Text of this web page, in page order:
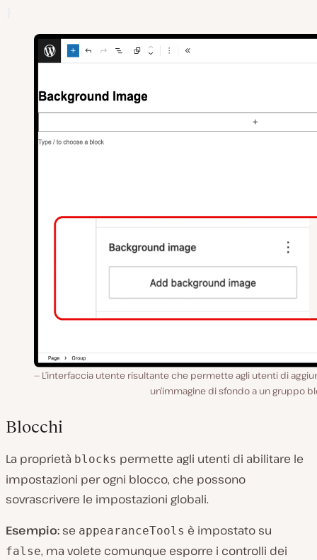
L’interfaccia utente risultante che permette agli utenti di
un’immagine di sfondo a un gruppo
Blocchi
La proprietà blocks permette agli utenti di abilitare le
impostazioni per ogni blocco, che possono
sovrascrivere le impostazioni globali.
Esempio: se appearanceTools è impostato su
false, ma volete comunque esporre i controlli dei